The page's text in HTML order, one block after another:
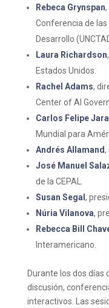
Rebeca Grynspan
Conferencia de
Desarrollo
Laura Richardson
Estados Unidos.
Rachel Adams,
Center of AI
Carlos Felipe
Mundial para
Andrés Allamand,
José Manuel
de la CEPAL.
Susan Segal ,
Núria Vilanova,
Rebecca Bill
Interamericano.
Durante los dos días
discusión,
interactivos. Las